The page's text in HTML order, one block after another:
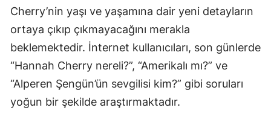
Yozgat
Aksaray
Bayburt
Cherry’nin yaşı ve yaşamına dair yeni detayların
ortaya çıkıp çıkmayacağını merakla
beklemektedir. İnternet kullanıcıları, son günlerde
“Hannah Cherry nereli?”, “Amerikalı mı?” ve
“Alperen Şengün’ün sevgilisi kim?” gibi soruları
yoğun bir şekilde araştırmaktadır.